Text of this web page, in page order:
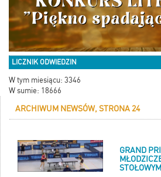
LICZNIK ODWIEDZIN
W tym miesiącu: 3346
W sumie: 18666
ARCHIWUM NEWSÓW, STRONA 24
GRAND